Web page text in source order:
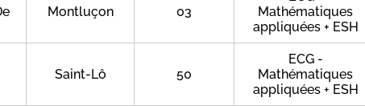
Montluçon 03
Mathématiques
appliquées + ESH
Saint-Lô 50
ECG -
Mathématiques
appliquées + ESH